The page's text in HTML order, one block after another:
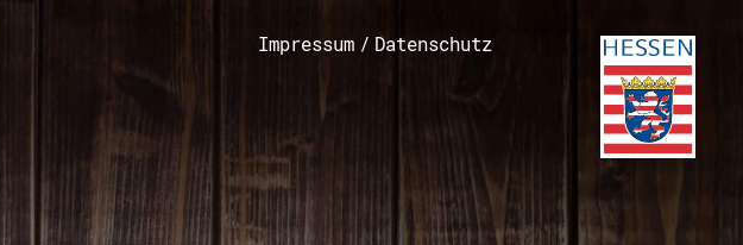
ist Herzenssache
Impressum / Datenschutz